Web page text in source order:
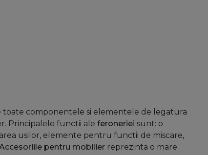
toate componentele si elementele de legatura
Principalele functii aleferoneriei sunt: o
usilor, elemente pentru functii de miscare,
pentru mobilier reprezinta o mare